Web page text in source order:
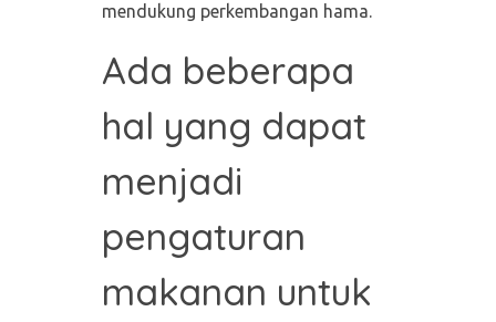
mendukung perkembangan hama.
Ada beberapa
hal yang dapat
menjadi
pengaturan
makanan untuk